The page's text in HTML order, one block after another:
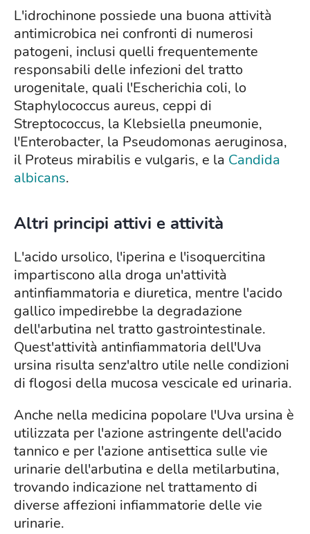
L'idrochinone possiede una buona attività
antimicrobica nei confronti di numerosi
patogeni, inclusi quelli frequentemente
responsabili delle infezioni del tratto
urogenitale, quali l'Escherichia coli, lo
Staphylococcus aureus, ceppi di
Streptococcus, la Klebsiella pneumonie,
l'Enterobacter, la Pseudomonas aeruginosa,
il Proteus mirabilis e vulgaris, e la Candida
albicans.
Altri principi attivi e attività
L'acido ursolico, l'iperina e l'isoquercitina
impartiscono alla droga un'attività
antinfiammatoria e diuretica, mentre l'acido
gallico impedirebbe la degradazione
dell'arbutina nel tratto gastrointestinale.
Quest'attività antinfiammatoria dell'Uva
ursina risulta senz'altro utile nelle condizioni
di flogosi della mucosa vescicale ed urinaria.
Anche nella medicina popolare l'Uva ursina è
utilizzata per l'azione astringente dell'acido
tannico e per l'azione antisettica sulle vie
urinarie dell'arbutina e della metilarbutina,
trovando indicazione nel trattamento di
diverse affezioni infiammatorie delle vie
urinarie.